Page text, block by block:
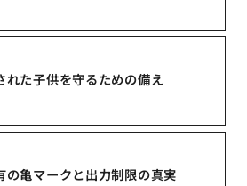
れた子供を守るための備え
の亀マークと出力制限の真実